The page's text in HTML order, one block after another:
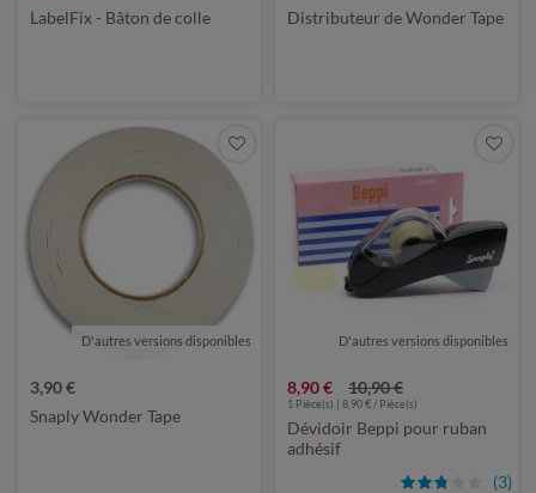
LabelFix - Bâton de colle
Distributeur de Wonder Tape
D'autres versions disponibles
3,90 €
Snaply Wonder Tape
D'autres versions disponibles
8,90 € 10,90 €
(3)
1 Pièce(s) | 8,90 € / Pièce(s)
Dévidoir Beppi pour ruban
adhésif